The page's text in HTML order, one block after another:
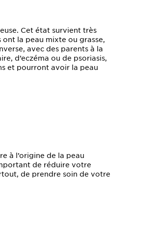
Cet état survient très
la peau mixte ou grasse,
avec des parents à la
d’eczéma ou de psoriasis,
et pourront avoir la peau
à l’origine de la peau
de réduire votre
de prendre soin de votre